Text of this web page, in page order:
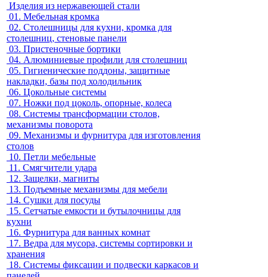
Изделия из нержавеющей стали
01. Мебельная кромка
02. Столешницы для кухни, кромка для
столешниц, стеновые панели
03. Пристеночные бортики
04. Алюминиевые профили для столешниц
05. Гигиенические поддоны, защитные
накладки, базы под холодильник
06. Цокольные системы
07. Ножки под цоколь, опорные, колеса
08. Системы трансформации столов,
механизмы поворота
09. Механизмы и фурнитура для изготовления
столов
10. Петли мебельные
11. Смягчители удара
12. Защелки, магниты
13. Подъемные механизмы для мебели
14. Сушки для посуды
15. Сетчатые емкости и бутылочницы для
кухни
16. Фурнитура для ванных комнат
17. Ведра для мусора, системы сортировки и
хранения
18. Системы фиксации и подвески каркасов и